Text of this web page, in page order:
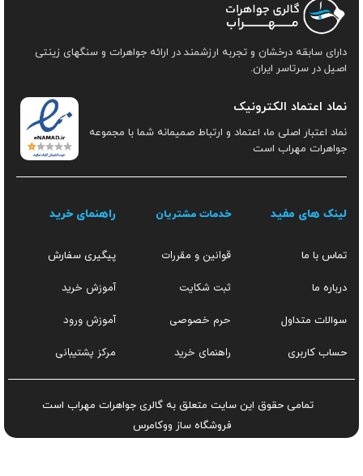
دارای سابقه درخشان و تجربه ارزشمند در ارائه جواهرات و سنگهای زینتی
اصیل در سرتاسر ایران.
نماد اعتماد الکترونیک
نماد اعتبار اصلی ما، اعتماد و ارتباط صمیمانه شما با مجموعه
جواهرات مهراب است
لینک های مفید
تماس با ما
درباره ما
سوالات متداول
حساب کاربری
خدمات مشتریان
قوانین و مقررات
ثبت شکایت
حرم خصوصی
راهنمای خرید
راهنمای خرید
پیگیری سفارش
آموزش خرید
آموزش ورود
مرکز پشتیبانی
تمامی حقوق این سایت متعلق به گالری جواهرات مهراب است
فروشگاه ساز ووکامرس